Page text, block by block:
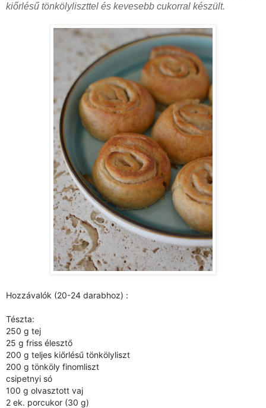
kiőrlésű tönkölyliszttel és kevesebb cukorral készült.
Hozzávalók (20-24 darabhoz) :
Tészta:
250 g tej
25 g friss élesztő
200 g teljes kiőrlésű tönkölyliszt
200 g tönköly finomliszt
csipetnyi só
100 g olvasztott vaj
2 ek. porcukor (30 g)